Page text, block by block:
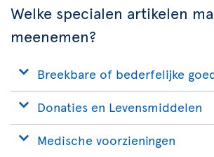
Welke specialen artikelen
meenemen?
Breekbare of bederfelijke
Donaties en Levensmiddelen
Medische voorzieningen